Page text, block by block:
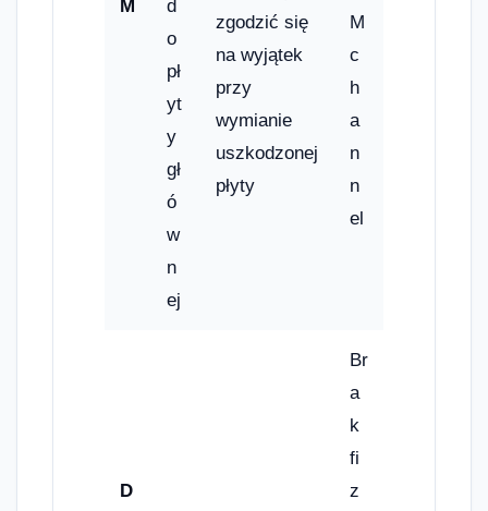
M
d
o
pł
yt
y
gł
ó
w
n
ej
zgodzić się
na wyjątek
przy
wymianie
uszkodzonej
płyty
M
c
h
a
n
n
el
D
Br
a
k
fi
z